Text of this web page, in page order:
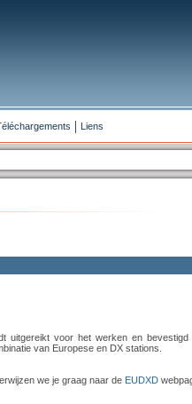
Liens
uitgereikt voor het werken en
van Europese en DX stations.
we je graag naar de EUDXD